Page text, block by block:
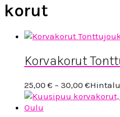
korut
Korvakorut
25,00 € – 30,00 €